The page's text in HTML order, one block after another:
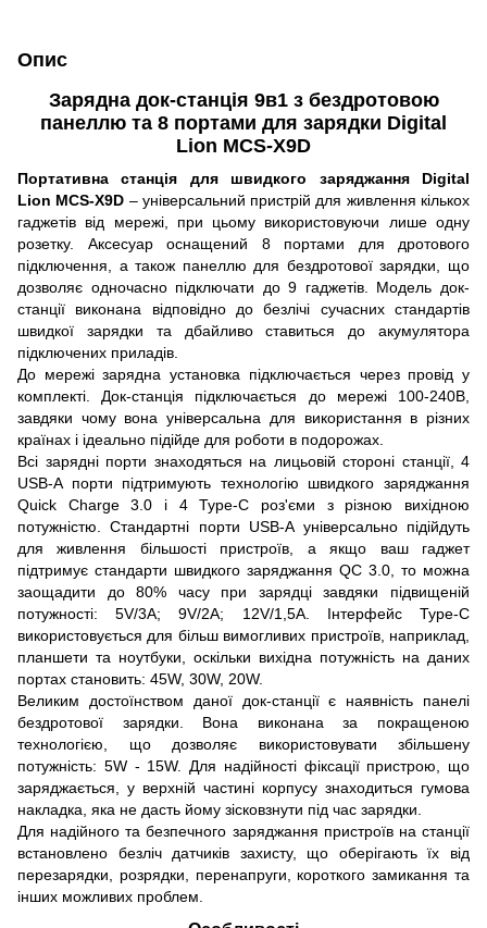
Опис
Зарядна док-станція 9в1 з бездротовою
панеллю та 8 портами для зарядки Digital
Lion MCS-X9D
Портативна станція для швидкого заряджання Digital
Lion MCS-X9D – універсальний пристрій для живлення кількох
гаджетів від мережі, при цьому використовуючи лише одну
розетку. Аксесуар оснащений 8 портами для дротового
підключення, а також панеллю для бездротової зарядки, що
дозволяє одночасно підключати до 9 гаджетів. Модель док-
станції виконана відповідно до безлічі сучасних стандартів
швидкої зарядки та дбайливо ставиться до акумулятора
підключених приладів.
До мережі зарядна установка підключається через провід у
комплекті. Док-станція підключається до мережі 100-240В,
завдяки чому вона універсальна для використання в різних
країнах і ідеально підійде для роботи в подорожах.
Всі зарядні порти знаходяться на лицьовій стороні станції, 4
USB-A порти підтримують технологію швидкого заряджання
Quick Charge 3.0 і 4 Type-C роз'єми з різною вихідною
потужністю. Стандартні порти USB-A універсально підійдуть
для живлення більшості пристроїв, а якщо ваш гаджет
підтримує стандарти швидкого заряджання QC 3.0, то можна
заощадити до 80% часу при зарядці завдяки підвищеній
потужності: 5V/3A; 9V/2A; 12V/1,5A. Інтерфейс Type-C
використовується для більш вимогливих пристроїв, наприклад,
планшети та ноутбуки, оскільки вихідна потужність на даних
портах становить: 45W, 30W, 20W.
Великим достоїнством даної док-станції є наявність панелі
бездротової зарядки. Вона виконана за покращеною
технологією, що дозволяє використовувати збільшену
потужність: 5W - 15W. Для надійності фіксації пристрою, що
заряджається, у верхній частині корпусу знаходиться гумова
накладка, яка не дасть йому зісковзнути під час зарядки.
Для надійного та безпечного заряджання пристроїв на станції
встановлено безліч датчиків захисту, що оберігають їх від
перезарядки, розрядки, перенапруги, короткого замикання та
інших можливих проблем.